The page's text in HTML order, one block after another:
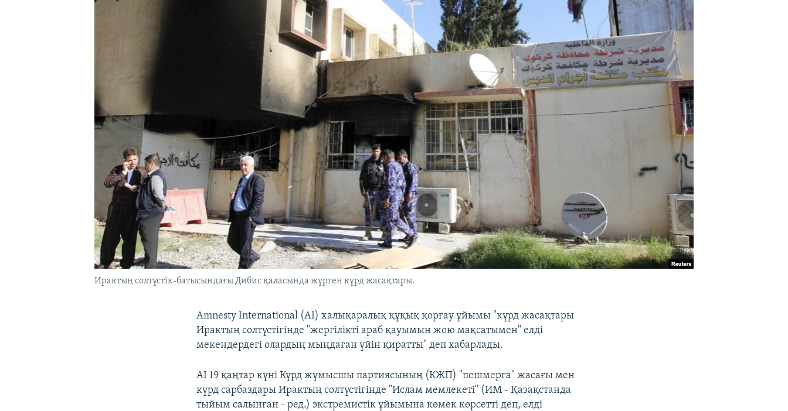
Ирактың солтүстік-батысындағы Дибис қаласында жүрген күрд жасақтары.
Amnesty International (AI) халықаралық құқық қорғау ұйымы "күрд жасақтары
Ирактың солтүстігінде "жергілікті араб қауымын жою мақсатымен" елді
мекендердегі олардың мыңдаған үйін қиратты" деп хабарлады.
AI 19 қаңтар күні Күрд жұмысшы партиясының (КЖП) "пешмерга" жасағы мен
күрд сарбаздары Ирактың солтүстігінде "Ислам мемлекеті" (ИМ - Қазақстанда
тыйым салынған - ред.) экстремистік ұйымына көмек көрсетті деп, елді